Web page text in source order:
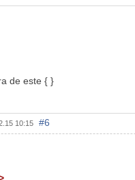
de este { }
10:15 #6